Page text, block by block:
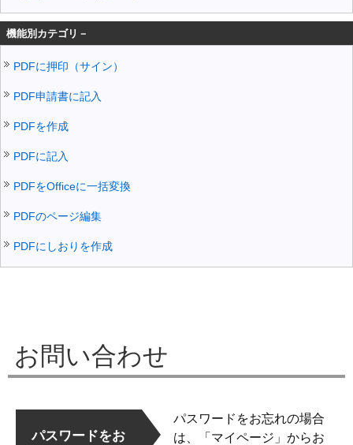
機能別カテゴリ－
PDFに押印（サイン）
PDF申請書に記入
PDFを作成
PDFに記入
PDFをOfficeに一括変換
PDFのページ編集
PDFにしおりを作成
お問い合わせ
パスワードをお
パスワードをお忘れの場合
は、「マイページ」からお